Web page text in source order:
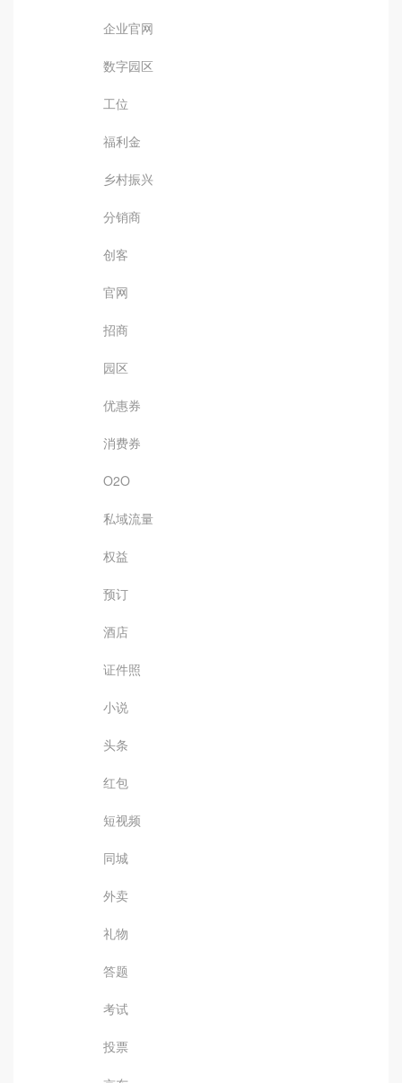
企业官网
数字园区
工位
福利金
乡村振兴
分销商
创客
官网
招商
园区
优惠券
消费券
O2O
私域流量
权益
预订
酒店
证件照
小说
头条
红包
短视频
同城
外卖
礼物
答题
考试
投票